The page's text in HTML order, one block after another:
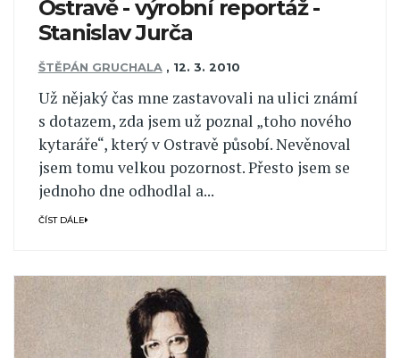
Ostravě - výrobní reportáž -
Stanislav Jurča
ŠTĚPÁN GRUCHALA , 12. 3. 2010
Už nějaký čas mne zastavovali na ulici známí
s dotazem, zda jsem už poznal „toho nového
kytaráře“, který v Ostravě působí. Nevěnoval
jsem tomu velkou pozornost. Přesto jsem se
jednoho dne odhodlal a...
ČÍST DÁLE